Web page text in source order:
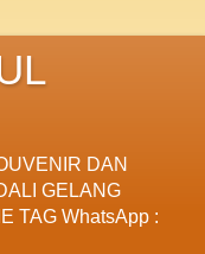
DAN
GELANG
TAG WhatsApp :